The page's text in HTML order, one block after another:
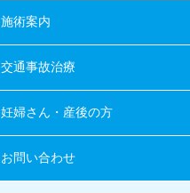
施術案内
交通事故治療
妊婦さん・産後の方
お問い合わせ